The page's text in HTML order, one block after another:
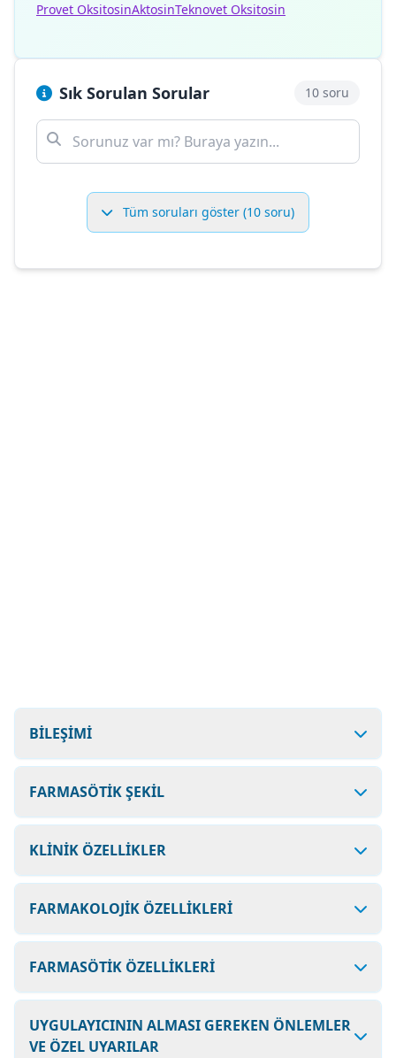
Provet OksitosinAktosinTeknovet Oksitosin
Sık Sorulan Sorular 10 soru
Tüm soruları göster (10 soru)
BİLEŞİMİ
FARMASÖTİK ŞEKİL
KLİNİK ÖZELLİKLER
FARMAKOLOJİK ÖZELLİKLERİ
FARMASÖTİK ÖZELLİKLERİ
UYGULAYICININ ALMASI GEREKEN ÖNLEMLER
VE ÖZEL UYARILAR